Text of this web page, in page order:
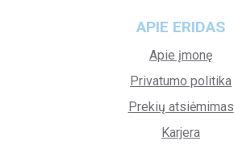
APIE ERIDAS
Apie įmonę
Privatumo politika
Prekių atsiėmimas
Karjera